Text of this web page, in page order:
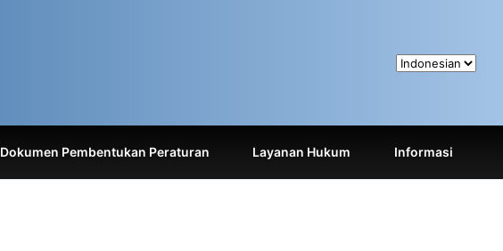
Dokumen Pembentukan Peraturan Layanan Hukum Informasi